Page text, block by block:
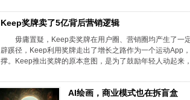
Keep奖牌卖了5亿背后营销逻辑
毋庸置疑，Keep卖奖牌在用户圈、营销圈均产生了一
辟蹊径，Keep利用奖牌走出了增长之路作为一个运动App
撑。Keep推出奖牌的原本意图，是为了鼓励年轻人动起来
AI绘画，商业模式也在拆盲盒